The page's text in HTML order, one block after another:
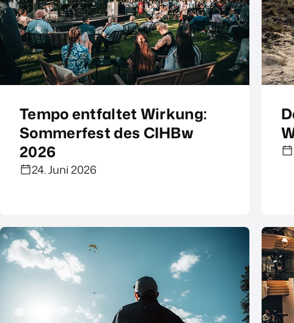
Tempo entfaltet Wirkung:
Sommerfest des CIHBw
2026
24. Juni 2026